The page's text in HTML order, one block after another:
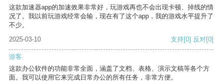
这款加速器app的加速效果非常好，玩游戏再也不会出现卡顿、掉线的情
况了。我以前玩游戏经常会输，现在有了这个app，我的游戏水平提升了
不少。
2025-03-10
支持[0] 反对[0]
游客
这款办公软件的功能非常全面，涵盖了文档、表格、演示文稿等各个方
面。我可以使用它来完成日常办公的所有任务，非常方便。